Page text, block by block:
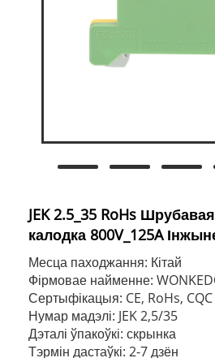
JEK 2.5_35 RoHs
калодка 800V_125A
Месца паходжання: Кітай
Фірмовае найменне:
Сертыфікацыя: CE, RoHs, CQC
Нумар мадэлі: JEK 2,5/35
Дэталі ўпакоўкі: скрынка
Тэрмін дастаўкі: 2-7 дзён